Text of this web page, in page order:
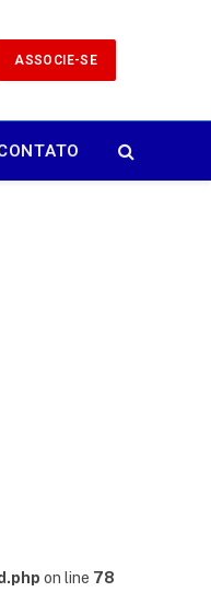
ASSOCIE-SE
on line 78